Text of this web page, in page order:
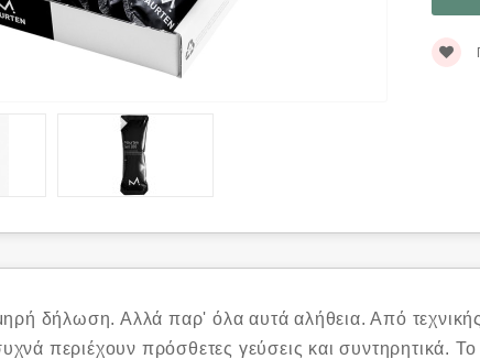
δήλωση. Αλλά παρ' όλα αυτά αλήθεια. Από
περιέχουν πρόσθετες γεύσεις και συντηρητικά. Το